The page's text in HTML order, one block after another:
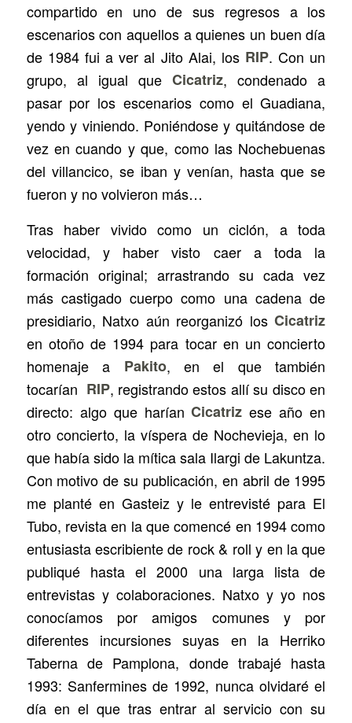
compartido en uno de sus regresos a los
escenarios con aquellos a quienes un buen día
de 1984 fui a ver al Jito Alai, los RIP. Con un
grupo, al igual queCicatriz, condenado a
pasar por los escenarios como el Guadiana,
yendo y viniendo. Poniéndose y quitándose de
vez en cuando y que, como las Nochebuenas
del villancico, se iban y venían, hasta que se
fueron y no volvieron más…
Tras haber vivido como un ciclón, a toda
velocidad, y haber visto caer a toda la
formación original; arrastrando su cada vez
más castigado cuerpo como una cadena de
presidiario, Natxo aún reorganizó losCicatriz
en otoño de 1994 para tocar en un concierto
homenaje a Pakito, en el que también
tocarían RIP, registrando estos allí su disco en
directo: algo que haríanCicatriz ese año en
otro concierto, la víspera de Nochevieja, en lo
que había sido la mítica sala Ilargi de Lakuntza.
Con motivo de su publicación, en abril de 1995
me planté en Gasteiz y le entrevisté para El
Tubo, revista en la que comencé en 1994 como
entusiasta escribiente de rock & roll y en la que
publiqué hasta el 2000 una larga lista de
entrevistas y colaboraciones. Natxo y yo nos
conocíamos por amigos comunes y por
diferentes incursiones suyas en la Herriko
Taberna de Pamplona, donde trabajé hasta
1993: Sanfermines de 1992, nunca olvidaré el
día en el que tras entrar al servicio con su